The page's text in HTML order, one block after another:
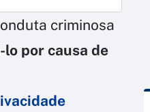
criminosa
por causa de